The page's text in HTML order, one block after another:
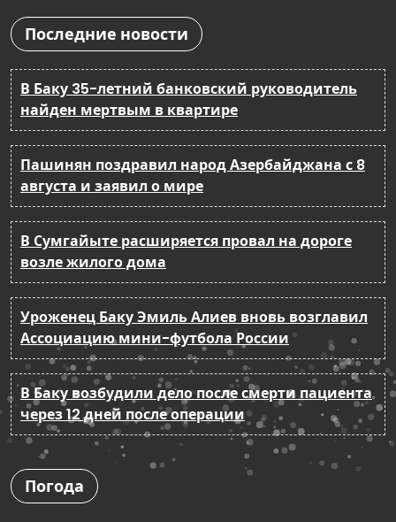
Последние новости
В Баку 35-летний банковский руководитель
найден мертвым в квартире
Пашинян поздравил народ Азербайджана с 8
августа и заявил о мире
В Сумгайыте расширяется провал на дороге
возле жилого дома
Уроженец Баку Эмиль Алиев вновь возглавил
Ассоциацию мини-футбола России
В Баку возбудили дело после смерти пациента
через 12 дней после операции
Погода